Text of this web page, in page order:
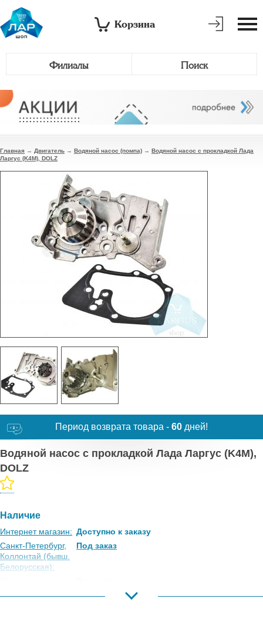
Корзина
Филиалы Поиск
Главная → Двигатель → Водяной насос (помпа) → Водяной насос с прокладкой Лада
Ларгус (K4M), DOLZ
Период возврата товара - 60 дней!
Водяной насос с прокладкой Лада Ларгус (K4M),
DOLZ
Наличие
Интернет магазин: Доступно к заказу
Санкт-Петербург,
Коллонтай (бывш.
Белорусская):
Под заказ